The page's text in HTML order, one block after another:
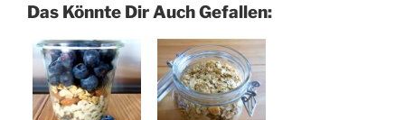
Das Könnte Dir Auch Gefallen: